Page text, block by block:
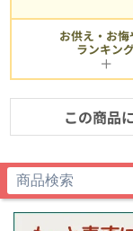
お供え・お悔
ランキン
この商品